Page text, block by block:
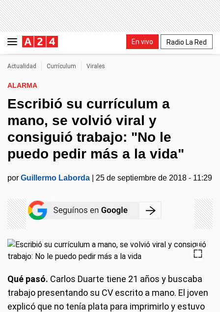
En vivo Radio La Red
Actualidad Currículum Virales
ALARMA
Escribió su currículum a
mano, se volvió viral y
consiguió trabajo: "No le
puedo pedir más a la vida"
por Guillermo Laborda 25 de septiembre de 2018 - 11:29
Qué pasó. Carlos Duarte tiene 21 años y buscaba
trabajo presentando su CV escrito a mano. El joven
explicó que no tenía plata para imprimirlo y estuvo